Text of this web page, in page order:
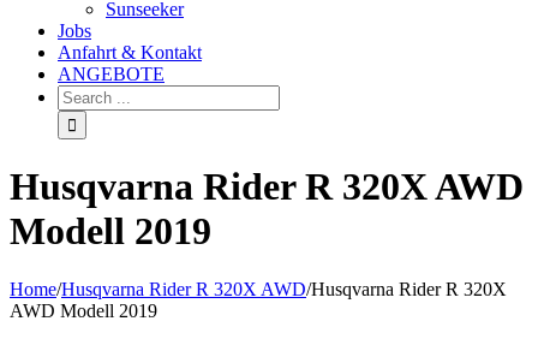
Sunseeker
Jobs
Anfahrt & Kontakt
ANGEBOTE
Husqvarna Rider R 320X AWD
Modell 2019
Home/Husqvarna Rider R 320X AWD/Husqvarna Rider R 320X
AWD Modell 2019